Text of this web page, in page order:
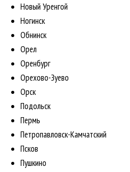
Новый Уренгой
Ногинск
Обнинск
Орел
Оренбург
Орехово-Зуево
Орск
Подольск
Пермь
Петропавловск-Камчатский
Псков
Пушкино